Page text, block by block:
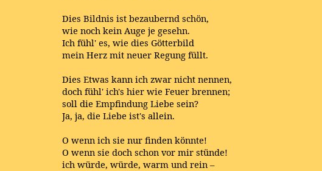
Dies Bildnis ist bezaubernd schön,
wie noch kein Auge je gesehn.
Ich fühl' es, wie dies Götterbild
mein Herz mit neuer Regung füllt.
Dies Etwas kann ich zwar nicht nennen,
doch fühl' ich's hier wie Feuer brennen;
soll die Empfindung Liebe sein?
Ja, ja, die Liebe ist's allein.
O wenn ich sie nur finden könnte!
O wenn sie doch schon vor mir stünde!
ich würde, würde, warm und rein –